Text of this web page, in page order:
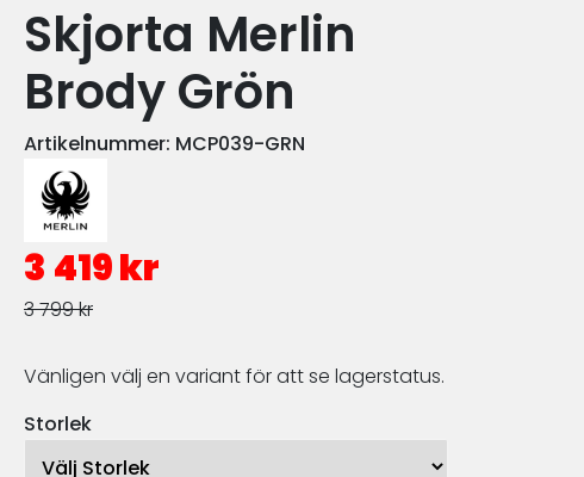
Skjorta Merlin
Brody Grön
Artikelnummer: MCP039-GRN
3 419 kr
3 799 kr
Vänligen välj en variant för att se lagerstatus.
Storlek